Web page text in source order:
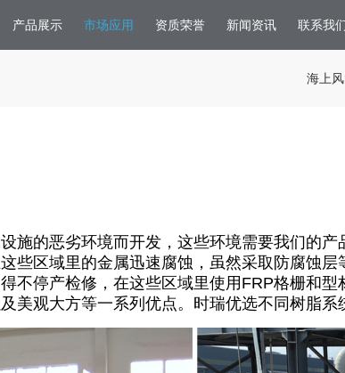
产品展示 市场应用 资质荣誉 新闻资讯 联系我
海上
施的恶劣环境而开发，这些环境需要我们的
些区域里的金属迅速腐蚀，虽然采取防腐蚀
不停产检修，在这些区域里使用 FRP格栅和型
美观大方等一系列优点。时瑞优选不同树脂系